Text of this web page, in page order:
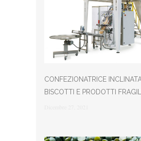
CONFEZIONATRICE
BISCOTTI E PRODOTTI